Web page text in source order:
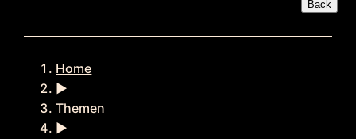
Home
►
Themen
►